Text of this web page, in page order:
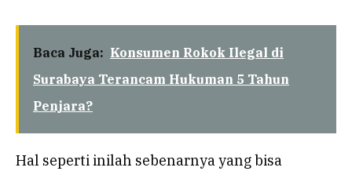
Baca Juga: Konsumen Rokok Ilegal di
Surabaya Terancam Hukuman 5 Tahun
Penjara?
Hal seperti inilah sebenarnya yang bisa